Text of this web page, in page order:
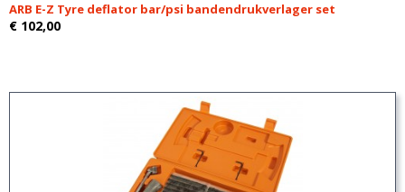
ARB E-Z Tyre deflator bar/psi bandendrukverlager set
€ 102,00